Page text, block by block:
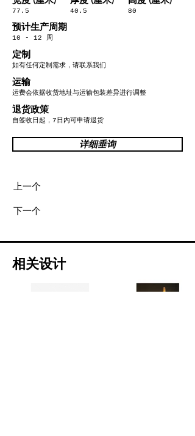
77.5 40.5 80
预计生产周期
10 - 12 周
定制
如有任何定制需求，请联系我们
运输
运费会依据收货地址与运输包装差异进行调整
退货政策
自签收日起，7日内可申请退货
详细垂询
上一个
下一个
相关设计